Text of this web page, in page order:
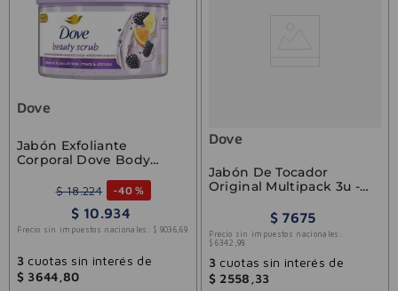
Dove
Jabón Exfoliante
Corporal Dove Body
$ 18.224 -40 %
$ 10.934
Precio sin impuestos nacionales: $ 9036,69
3cuotas sin interés de
$ 3644 80
Dove
Jabón De Tocador
Original Multipack 3u -
$ 7675
Precio sin impuestos nacionales:
$ 6342 98
3cuotas sin interés de
$ 2558 33